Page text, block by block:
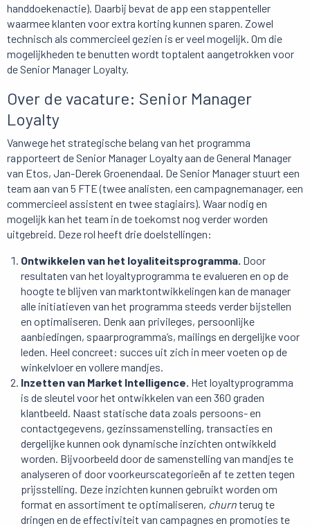
handdoekenactie). Daarbij bevat de app een stappenteller
waarmee klanten voor extra korting kunnen sparen. Zowel
technisch als commercieel gezien is er veel mogelijk. Om die
mogelijkheden te benutten wordt toptalent aangetrokken voor
de Senior Manager Loyalty.
Over de vacature: Senior Manager
Loyalty
Vanwege het strategische belang van het programma
rapporteert de Senior Manager Loyalty aan de General Manager
van Etos, Jan-Derek Groenendaal. De Senior Manager stuurt een
team aan van 5 FTE (twee analisten, een campagnemanager, een
commercieel assistent en twee stagiairs). Waar nodig en
mogelijk kan het team in de toekomst nog verder worden
uitgebreid. Deze rol heeft drie doelstellingen:
Ontwikkelen van het loyaliteitsprogramma. Door
resultaten van het loyaltyprogramma te evalueren en op de
hoogte te blijven van marktontwikkelingen kan de manager
alle initiatieven van het programma steeds verder bijstellen
en optimaliseren. Denk aan privileges, persoonlijke
aanbiedingen, spaarprogramma’s, mailings en dergelijke voor
leden. Heel concreet: succes uit zich in meer voeten op de
winkelvloer en vollere mandjes.
Inzetten van Market Intelligence. Het loyaltyprogramma
is de sleutel voor het ontwikkelen van een 360 graden
klantbeeld. Naast statische data zoals persoons- en
contactgegevens, gezinssamenstelling, transacties en
dergelijke kunnen ook dynamische inzichten ontwikkeld
worden. Bijvoorbeeld door de samenstelling van mandjes te
analyseren of door voorkeurscategorieën af te zetten tegen
prijsstelling. Deze inzichten kunnen gebruikt worden om
format en assortiment te optimaliseren, churnterug te
dringen en de effectiviteit van campagnes en promoties te